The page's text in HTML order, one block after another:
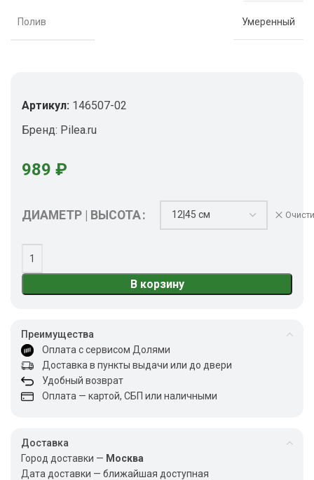
Полив Умеренный
Артикул: 146507-02
Бренд: Pilea.ru
989 ₽
ДИАМЕТР | ВЫСОТА
В корзину
Преимущества
Оплата с сервисом Долями
Доставка в пункты выдачи или до двери
Удобный возврат
Оплата — картой, СБП или наличными
Доставка
Город доставки — Москва
Дата доставки — ближайшая доступная